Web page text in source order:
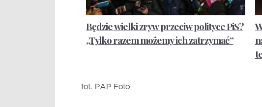
Będzie wielki zryw przeciw polityce PiS?
„Tylko razem możemy ich zatrzymać”
fot. PAP Foto